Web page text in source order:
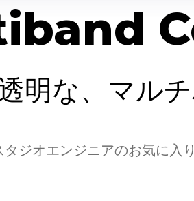
明な、マル
ジオエンジニアのお気に